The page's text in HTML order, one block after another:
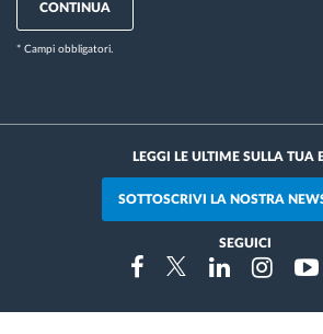
CONTINUA
* Campi obbligatori.
LEGGI LE ULTIME SULLA TUA
SOTTOSCRIVI LA NOSTRA
SEGUICI
FacebookTwitterLinkedinInstragram